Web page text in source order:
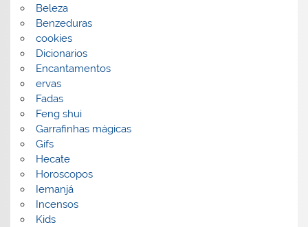
Beleza
Benzeduras
cookies
Dicionarios
Encantamentos
ervas
Fadas
Feng shui
Garrafinhas mágicas
Gifs
Hecate
Horoscopos
Iemanjá
Incensos
Kids